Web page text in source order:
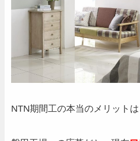
NTN期間工の本当のメリット